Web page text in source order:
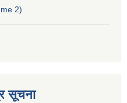
2)
सूचना